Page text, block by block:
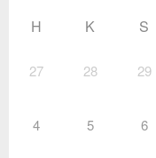
H K S
27 28 29
4 5 6